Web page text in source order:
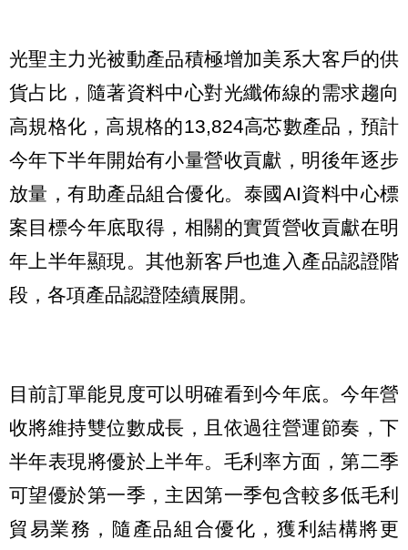
光聖主力光被動產品積極增加美系大客戶的供
貨占比，隨著資料中心對光纖佈線的需求趨向
高規格化，高規格的13,824高芯數產品，預計
今年下半年開始有小量營收貢獻，明後年逐步
放量，有助產品組合優化。泰國AI資料中心標
案目標今年底取得，相關的實質營收貢獻在明
年上半年顯現。其他新客戶也進入產品認證階
段，各項產品認證陸續展開。
目前訂單能見度可以明確看到今年底。今年營
收將維持雙位數成長，且依過往營運節奏，下
半年表現將優於上半年。毛利率方面，第二季
可望優於第一季，主因第一季包含較多低毛利
貿易業務，隨產品組合優化，獲利結構將更